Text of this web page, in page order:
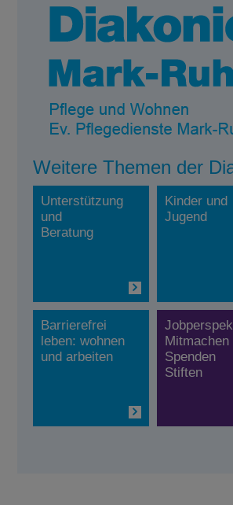
Weitere Themen der
Unterstützung
und
Beratung
Kinder und
Jugend
Barrierefrei
leben: wohnen
und arbeiten
Mitmachen
Spenden
Stiften